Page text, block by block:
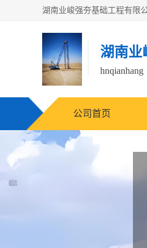
湖南业
hnqianhang
公司首页